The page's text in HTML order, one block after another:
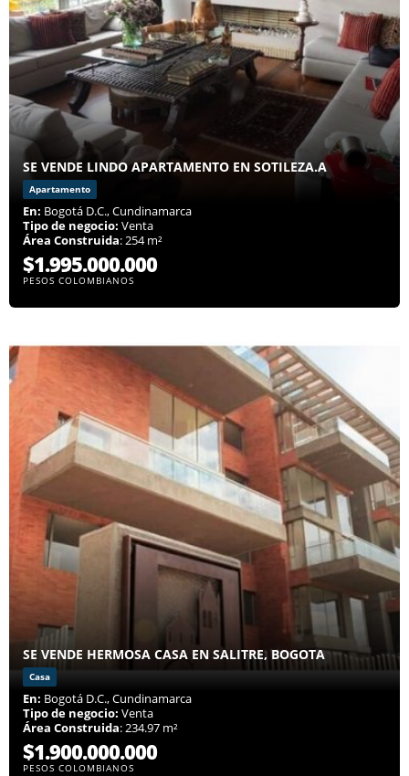
SE VENDE LINDO APARTAMENTO EN SOTILEZA.A
Apartamento
En: Bogotá D.C., Cundinamarca
Tipo de negocio: Venta
Área Construida: 254 m²
$1.995.000.000
PESOS COLOMBIANOS
SE VENDE HERMOSA CASA EN SALITRE, BOGOTA
Casa
En: Bogotá D.C., Cundinamarca
Tipo de negocio: Venta
Área Construida: 234.97 m²
$1.900.000.000
PESOS COLOMBIANOS